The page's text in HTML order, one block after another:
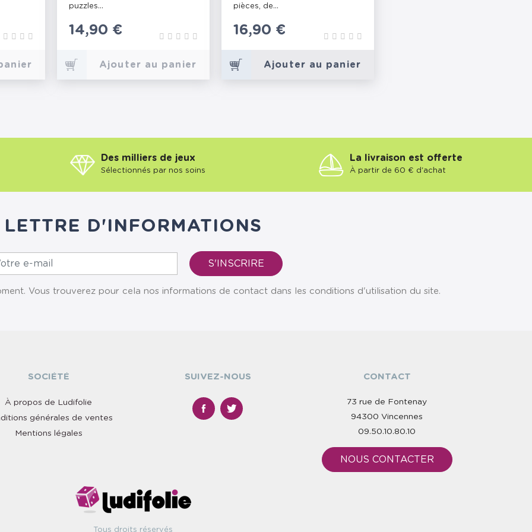
puzzles...
Prix
14,90 €
Ajouter au panier
pièces, de...
Prix
16,90 €
Ajouter au panier
Des milliers de jeux
Sélectionnés par nos soins
La livraison est offerte
À partir de 60 € d'achat
LETTRE D'INFORMATIONS
Vous trouverez pour cela nos informations de contact dans les conditions d'utilisation du site.
SOCIÉTÉ
À propos de Ludifolie
générales de ventes
Mentions légales
SUIVEZ-NOUS CONTACT
73 rue de Fontenay
94300 Vincennes
09.50.10.80.10
NOUS CONTACTER
Tous droits réservés